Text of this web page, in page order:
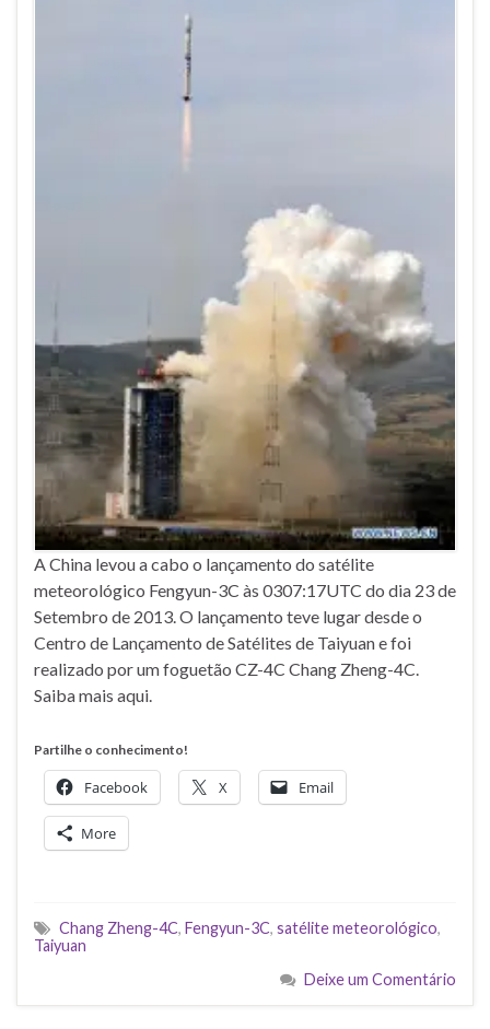
A China levou a cabo o lançamento do satélite
meteorológico Fengyun-3C às 0307:17UTC do dia 23 de
Setembro de 2013. O lançamento teve lugar desde o
Centro de Lançamento de Satélites de Taiyuan e foi
realizado por um foguetão CZ-4C Chang Zheng-4C.
Saiba mais aqui.
Partilhe o conhecimento!
Facebook X Email
More
Chang Zheng-4C, Fengyun-3C, satélite meteorológico,
Taiyuan
Deixe um Comentário